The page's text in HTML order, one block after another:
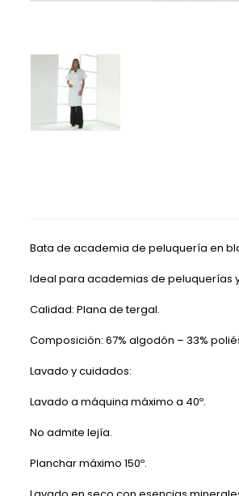
Bata de academia de peluquería en
Ideal para academias de peluquerías
Calidad: Plana de tergal.
Composición: 67% algodón – 33%
Lavado y cuidados:
Lavado a máquina máximo a 40º.
No admite lejía.
Planchar máximo 150º.